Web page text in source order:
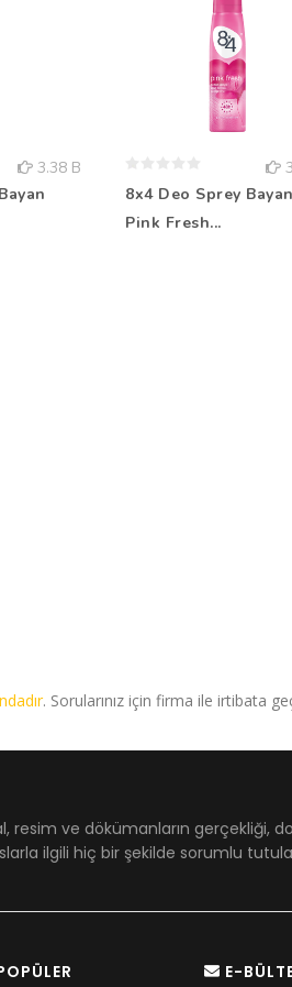
3.38 B
8x4 Deo Sprey Bayan
Pink Fresh...
. Sorularınız için firma ile irtibata
ve dökümanların gerçekliği,
ilgili hiç bir şekilde sorumlu
E-